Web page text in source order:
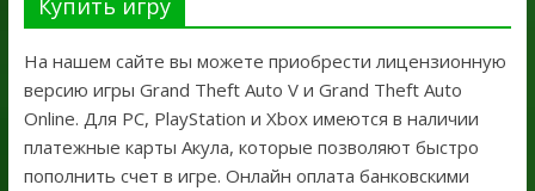
Купить игру
На нашем сайте вы можете приобрести лицензионную
версию игры Grand Theft Auto V и Grand Theft Auto
Online. Для PC, PlayStation и Xbox имеются в наличии
платежные карты Акула, которые позволяют быстро
пополнить счет в игре. Онлайн оплата банковскими